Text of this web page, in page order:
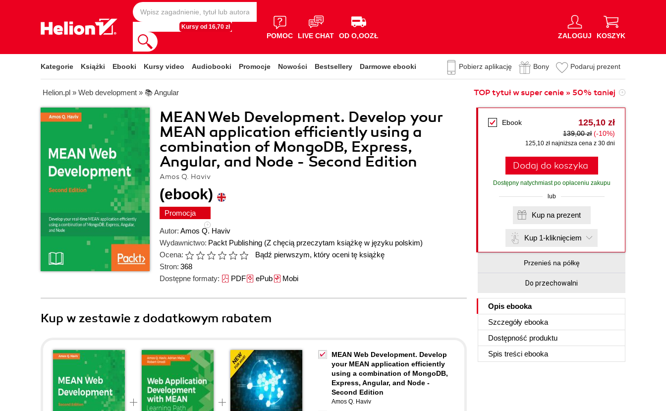
Kursy od 16,70 zł
POMOC LIVE CHAT OD O,OOZŁ ZALOGUJ KOSZYK
Kategorie Książki Ebooki Kursy video Audiobooki Promocje Nowości Bestsellery Darmowe ebooki Pobierz aplikację Bony Podaruj prezent
Helion.pl » Web development » 📚 Angular TOP tytuł w super cenie » 50% taniej
MEAN Web Development. Develop your
MEAN application efficiently using a
combination of MongoDB, Express,
Angular, and Node - Second Edition
Amos Q. Haviv
(ebook)
Promocja
Autor: Amos Q. Haviv
Wydawnictwo: Packt Publishing (Z chęcią przeczytam książkę w języku polskim)
Ocena:
Bądź pierwszym, który oceni tę książkę
Stron: 368
Dostępne formaty: PDFePubMobi
Ebook 125,10 zł
139,00 zł (-10%)
125,10 zł najniższa cena z 30 dni
Dodaj do koszyka
Dostępny natychmiast po opłaceniu zakupu
lub
Kup na prezent
Kup 1-kliknięciem
Przenieś na półkę
Do przechowalni
Opis ebooka
Szczegóły ebooka
Dostępność produktu
Spis treści ebooka
Kup w zestawie z dodatkowym rabatem
MEAN Web Development. Develop
your MEAN application efficiently
using a combination of MongoDB,
Express, Angular, and Node -
Second Edition
Amos Q. Haviv